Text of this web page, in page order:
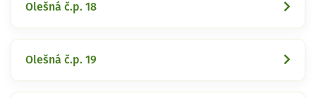
Olešná č.p. 18
Olešná č.p. 19